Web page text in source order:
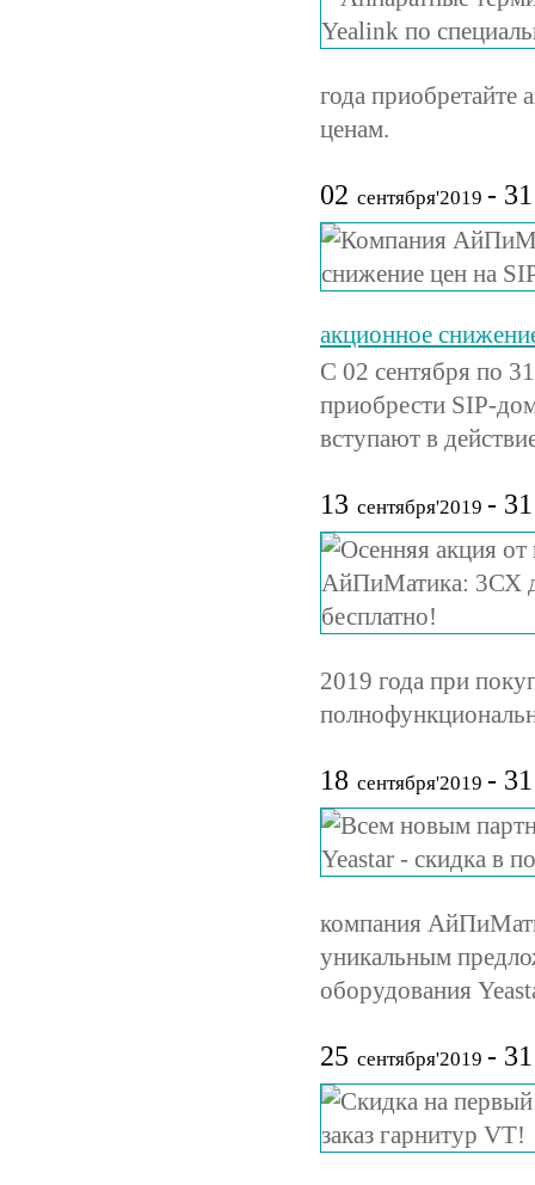
года
ценам.
02 сентября'2019 - 31
акционное
С 02 сентября по
приобрести SIP-
вступают в
13 сентября'2019 - 31
2019 года при
18 сентября'2019 - 31
компания
уникальным
оборудования
25 сентября'2019 - 31